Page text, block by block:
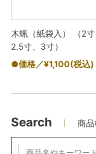
木蝋（紙袋入） （2寸
2.5寸、3寸）
●価格／¥1,100(税込)
Search 商